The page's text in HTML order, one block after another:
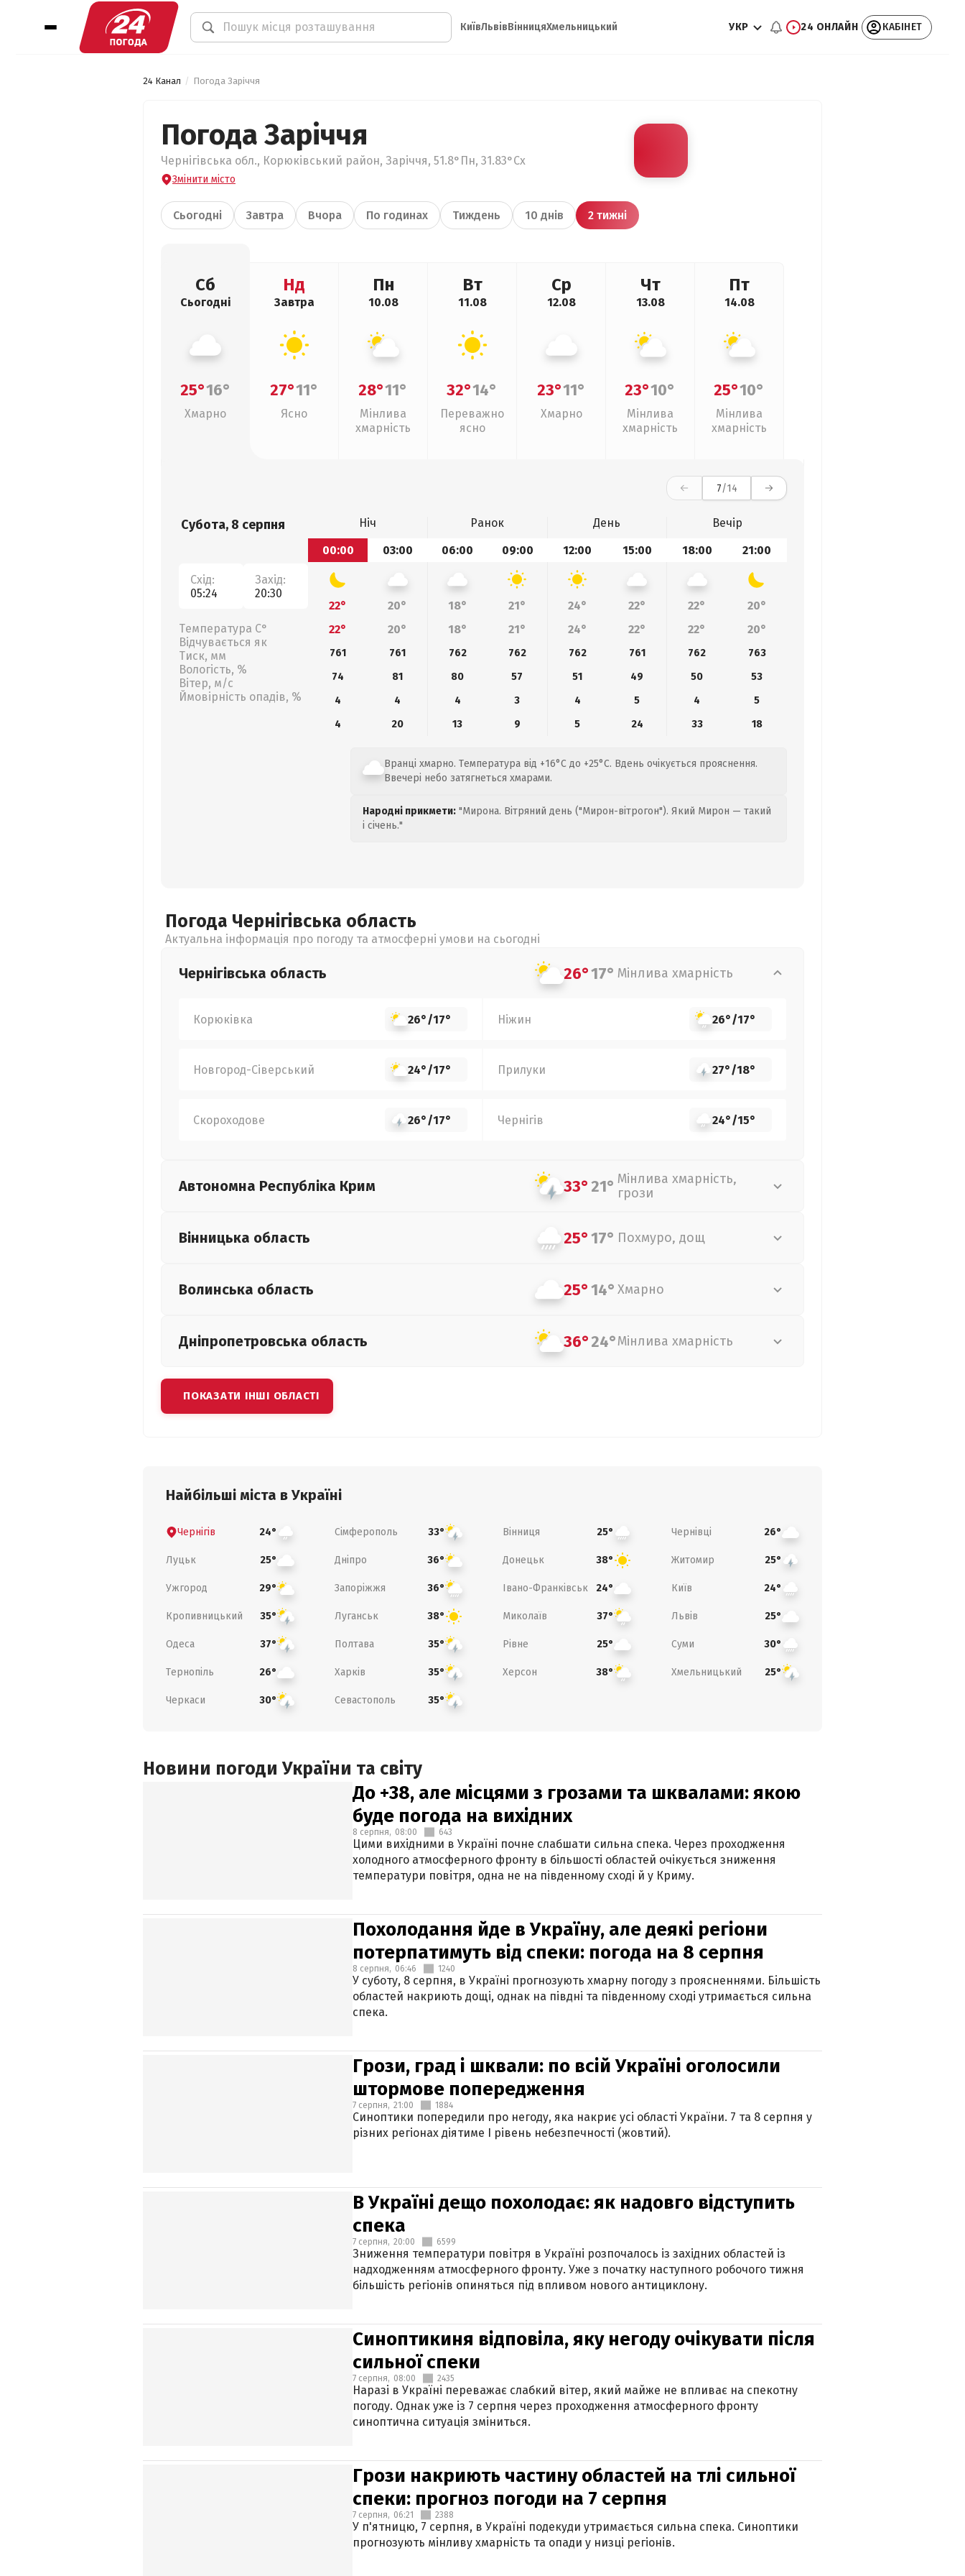
КиївЛьвівВінницяХмельницький УКР 24 ОНЛАЙН КАБІНЕТ
24 Канал Погода Заріччя
Погода Заріччя
Чернігівська обл., Корюківський район, Заріччя, 51.8°Пн, 31.83°Сх
Змінити місто
Сьогодні Завтра Вчора По годинах Тиждень 10 днів 2 тижні
Сб
Сьогодні
25°16°
Хмарно
Нд
Завтра
27°11°
Ясно
Пн
10.08
28°11°
Мінлива
хмарність
Вт
11.08
32°14°
Переважно
ясно
Ср
12.08
23°11°
Хмарно
Чт
13.08
23°10°
Мінлива
хмарність
Пт
14.08
25°10°
Мінлива
хмарність
7/14
Субота, 8 серпня
Схід:
05:24
Захід:
20:30
Температура С°
Відчувається як
Тиск, мм
Вологість, %
Вітер, м/с
Ймовірність опадів, %
Ніч Ранок День
Вечір
00:00
03:00 06:00 09:00 12:00 15:00 18:00 21:00
22° 20° 18° 21° 24° 22° 22°
20°
22°
20° 18° 21° 24° 22° 22° 20°
761 761 762 762 762 761 762
763
74
81 80 57 51 49 50
53
4
4 4 3 4 5 4
5
4
20 13 9 5 24 33 18
Вранці хмарно. Температура від +16°C до +25°C. Вдень очікується прояснення.
Ввечері небо затягнеться хмарами.
Народні прикмети: "Мирона. Вітряний день ("Мирон-вітрогон"). Який Мирон — такий
і січень."
Погода Чернігівська область
Актуальна інформація про погоду та атмосферні умови на сьогодні
Чернігівська область 26°17° Мінлива хмарність
Корюківка 26°/17° Ніжин 26°/17°
Новгород-Сіверський 24°/17° Прилуки 27°/18°
Скороходове 26°/17° Чернігів 24°/15°
Автономна Республіка Крим 33°21° Мінлива хмарність,
грози
Вінницька область 25°17° Похмуро, дощ
Волинська область 25°14° Хмарно
Дніпропетровська область 36°24°Мінлива хмарність
ПОКАЗАТИ ІНШІ ОБЛАСТІ
Найбільші міста в Україні
Чернігів 24° Сімферополь 33° Вінниця 25° Чернівці 26°
Луцьк 25° Дніпро 36° Донецьк 38° Житомир 25°
Ужгород 29° Запоріжжя 36° Івано-Франківськ 24° Київ 24°
Кропивницький 35° Луганськ 38° Миколаїв 37° Львів 25°
Одеса 37° Полтава 35° Рівне 25° Суми 30°
Тернопіль 26° Харків 35° Херсон 38° Хмельницький 25°
Черкаси 30° Севастополь 35°
Новини погоди України та світу
До +38, але місцями з грозами та шквалами: якою
буде погода на вихідних
8 серпня, 08:00 643
Цими вихідними в Україні почне слабшати сильна спека. Через проходження
холодного атмосферного фронту в більшості областей очікується зниження
температури повітря, одна не на південному сході й у Криму.
Похолодання йде в Україну, але деякі регіони
потерпатимуть від спеки: погода на 8 серпня
8 серпня, 06:46 1240
У суботу, 8 серпня, в Україні прогнозують хмарну погоду з проясненнями. Більшість
областей накриють дощі, однак на півдні та південному сході утримається сильна
спека.
Грози, град і шквали: по всій Україні оголосили
штормове попередження
7 серпня, 21:00 1884
Синоптики попередили про негоду, яка накриє усі області України. 7 та 8 серпня у
різних регіонах діятиме І рівень небезпечності (жовтий).
В Україні дещо похолодає: як надовго відступить
спека
7 серпня, 20:00 6599
Зниження температури повітря в Україні розпочалось із західних областей із
надходженням атмосферного фронту. Уже з початку наступного робочого тижня
більшість регіонів опиняться під впливом нового антициклону.
Синоптикиня відповіла, яку негоду очікувати після
сильної спеки
7 серпня, 08:00 2435
Наразі в Україні переважає слабкий вітер, який майже не впливає на спекотну
погоду. Однак уже із 7 серпня через проходження атмосферного фронту
синоптична ситуація зміниться.
Грози накриють частину областей на тлі сильної
спеки: прогноз погоди на 7 серпня
7 серпня, 06:21 2388
У п'ятницю, 7 серпня, в Україні подекуди утримається сильна спека. Синоптики
прогнозують мінливу хмарність та опади у низці регіонів.